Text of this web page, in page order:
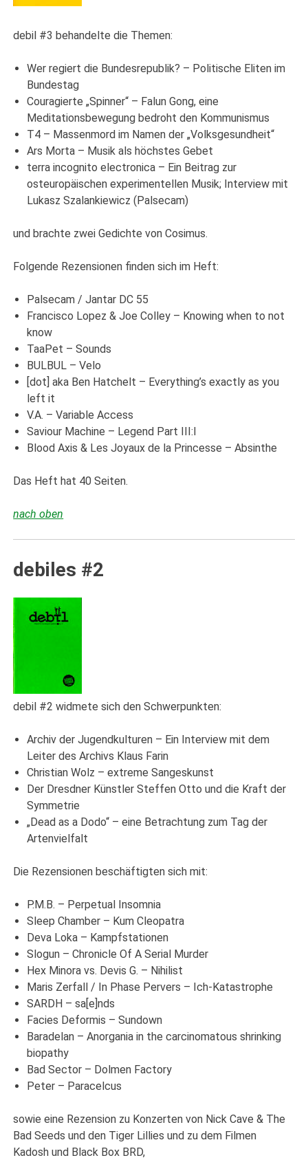
debil #3 behandelte die Themen:
Wer regiert die Bundesrepublik? – Politische Eliten im
Bundestag
Couragierte „Spinner“ – Falun Gong, eine
Meditationsbewegung bedroht den Kommunismus
T4 – Massenmord im Namen der „Volksgesundheit“
Ars Morta – Musik als höchstes Gebet
terra incognito electronica – Ein Beitrag zur
osteuropäischen experimentellen Musik; Interview mit
Lukasz Szalankiewicz (Palsecam)
und brachte zwei Gedichte von Cosimus.
Folgende Rezensionen finden sich im Heft:
Palsecam / Jantar DC 55
Francisco Lopez & Joe Colley – Knowing when to not
know
TaaPet – Sounds
BULBUL – Velo
[dot] aka Ben Hatchelt – Everything’s exactly as you
left it
V.A. – Variable Access
Saviour Machine – Legend Part III:I
Blood Axis & Les Joyaux de la Princesse – Absinthe
Das Heft hat 40 Seiten.
nach oben
debiles #2
debil #2 widmete sich den Schwerpunkten:
Archiv der Jugendkulturen – Ein Interview mit dem
Leiter des Archivs Klaus Farin
Christian Wolz – extreme Sangeskunst
Der Dresdner Künstler Steffen Otto und die Kraft der
Symmetrie
„Dead as a Dodo“ – eine Betrachtung zum Tag der
Artenvielfalt
Die Rezensionen beschäftigten sich mit:
P.M.B. – Perpetual Insomnia
Sleep Chamber – Kum Cleopatra
Deva Loka – Kampfstationen
Slogun – Chronicle Of A Serial Murder
Hex Minora vs. Devis G. – Nihilist
Maris Zerfall / In Phase Pervers – Ich-Katastrophe
SARDH – sa[e]nds
Facies Deformis – Sundown
Baradelan – Anorgania in the carcinomatous shrinking
biopathy
Bad Sector – Dolmen Factory
Peter – Paracelcus
sowie eine Rezension zu Konzerten von Nick Cave & The
Bad Seeds und den Tiger Lillies und zu dem Filmen
Kadosh und Black Box BRD,